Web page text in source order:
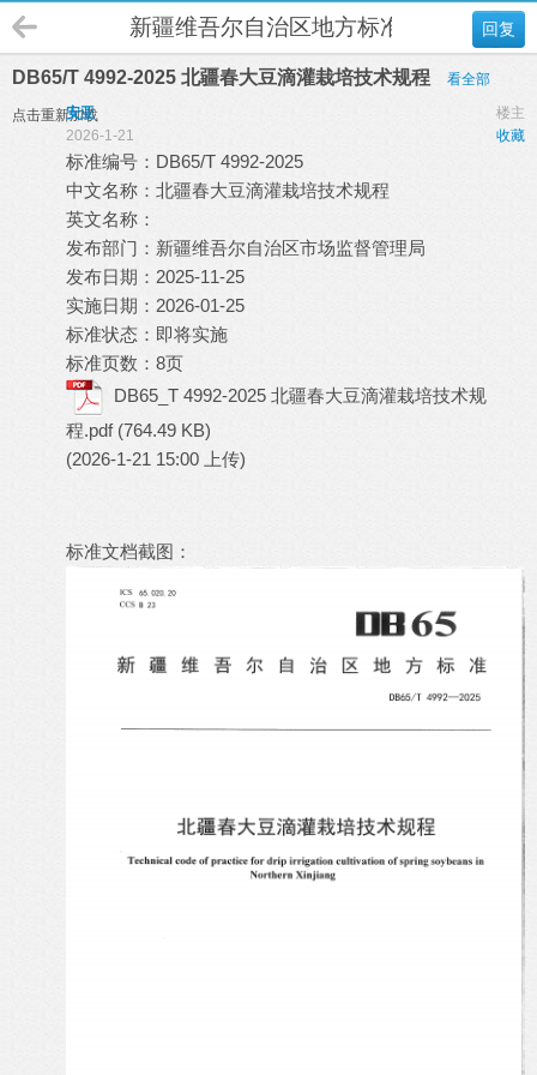
回复
新疆维吾尔自治区地方标准(DB65)
DB65/T 4992-2025 北疆春大豆滴灌栽培技术规程 看全部
点击重新加载 楼主
安亚
收藏
2026-1-21
标准编号：DB65/T 4992-2025
中文名称：北疆春大豆滴灌栽培技术规程
英文名称：
发布部门：新疆维吾尔自治区市场监督管理局
发布日期：2025-11-25
实施日期：2026-01-25
标准状态：即将实施
标准页数：8页
DB65_T 4992-2025 北疆春大豆滴灌栽培技术规
程.pdf (764.49 KB)
(2026-1-21 15:00 上传)
标准文档截图：